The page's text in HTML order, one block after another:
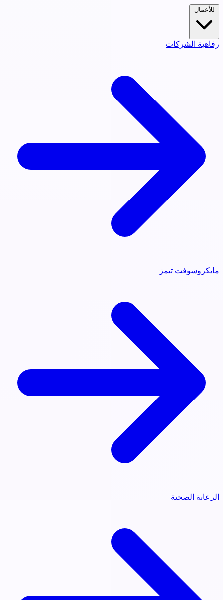
للأعمال
رفاهية الشركات
مايكروسوفت تيمز
الرعاية الصحية